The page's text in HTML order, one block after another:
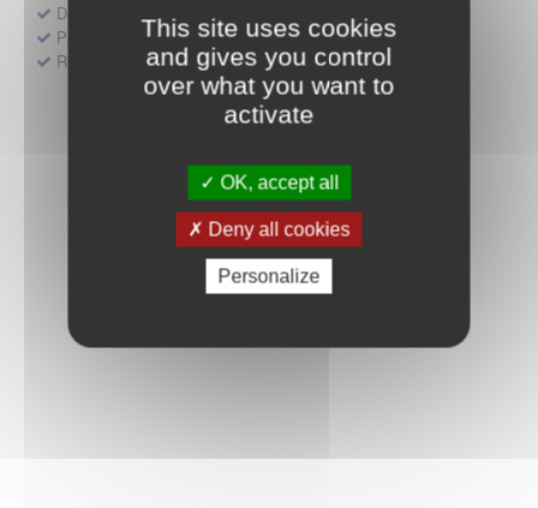
This site uses cookies
and gives you control
over what you want to
activate
OK, accept all
Deny all cookies
Personalize
Dépôt d'un dossier pour un produit de santé
Protocoles d'études post-inscription
Rencontres précoces